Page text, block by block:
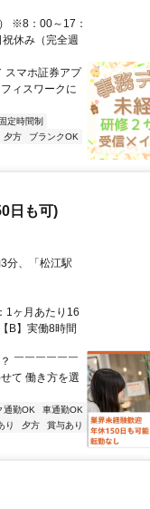
※8：00～17：
休み（完全週
スマホ証券アプ
ィスワークに
固定時間制
夕方
ブランクOK
日も可)
分、「松江駅
1ヶ月あたり16
B】実働8時間
￣￣￣￣￣￣
て 働き方を選
通勤OK
車通勤OK
り 夕方
賞与あり